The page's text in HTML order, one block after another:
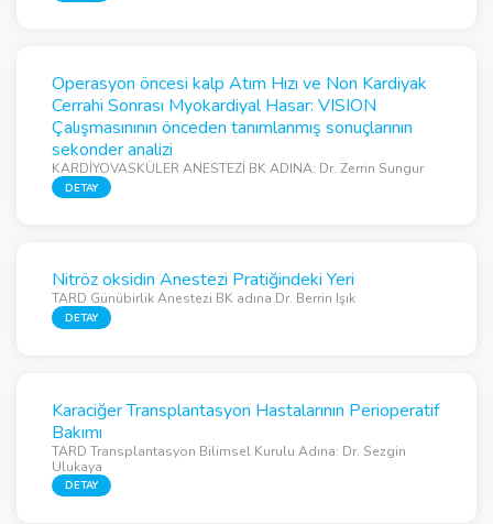
Operasyon öncesi kalp Atım Hızı ve Non Kardiyak
Cerrahi Sonrası Myokardiyal Hasar: VISION
Çalışmasınının önceden tanımlanmış sonuçlarının
sekonder analizi
KARDİYOVASKÜLER ANESTEZİ BK ADINA: Dr. Zerrin Sungur
DETAY
Nitröz oksidin Anestezi Pratiğindeki Yeri
TARD Günübirlik Anestezi BK adına Dr. Berrin Işık
DETAY
Karaciğer Transplantasyon Hastalarının Perioperatif
Bakımı
TARD Transplantasyon Bilimsel Kurulu Adına: Dr. Sezgin
Ulukaya
DETAY